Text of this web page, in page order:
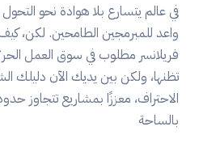
في عالم يتسارع بلا هوادة نحو التحول
واعد للمبرمجين الطامحين. لكن،
فريلانسر مطلوب في سوق العمل
تظنها، ولكن بين يديك الآن دليلك
الاحتراف، معززًا بمشاريع تتجاوز
بالساحة